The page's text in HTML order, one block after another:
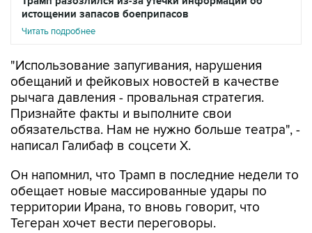
истощении запасов боеприпасов
Читать подробнее
"Использование запугивания, нарушения
обещаний и фейковых новостей в качестве
рычага давления - провальная стратегия.
Признайте факты и выполните свои
обязательства. Нам не нужно больше театра", -
написал Галибаф в соцсети X.
Он напомнил, что Трамп в последние недели то
обещает новые массированные удары по
территории Ирана, то вновь говорит, что
Тегеран хочет вести переговоры.